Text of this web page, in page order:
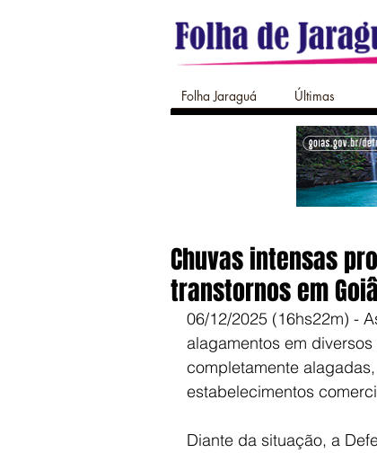
Folha Jaraguá Últimas
Chuvas intensas
transtornos em
06/12/2025 (16hs22m) -
alagamentos em
completamente
estabelecimentos
Diante da situação, a